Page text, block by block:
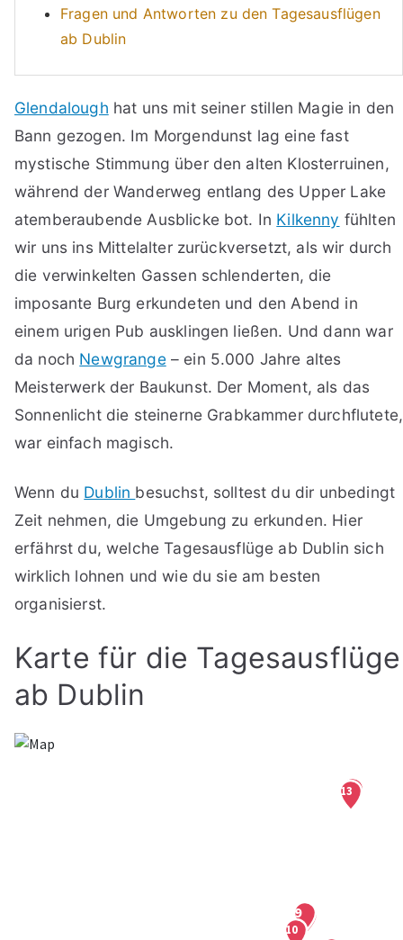
Fragen und Antworten zu den Tagesausflügen
ab Dublin
Glendalough hat uns mit seiner stillen Magie in den
Bann gezogen. Im Morgendunst lag eine fast
mystische Stimmung über den alten Klosterruinen,
während der Wanderweg entlang des Upper Lake
atemberaubende Ausblicke bot. In Kilkenny fühlten
wir uns ins Mittelalter zurückversetzt, als wir durch
die verwinkelten Gassen schlenderten, die
imposante Burg erkundeten und den Abend in
einem urigen Pub ausklingen ließen. Und dann war
da noch Newgrange– ein 5.000 Jahre altes
Meisterwerk der Baukunst. Der Moment, als das
Sonnenlicht die steinerne Grabkammer durchflutete,
war einfach magisch.
Wenn du Dublin besuchst, solltest du dir unbedingt
Zeit nehmen, die Umgebung zu erkunden. Hier
erfährst du, welche Tagesausflüge ab Dublin sich
wirklich lohnen und wie du sie am besten
organisierst.
Karte für die Tagesausflüge
ab Dublin